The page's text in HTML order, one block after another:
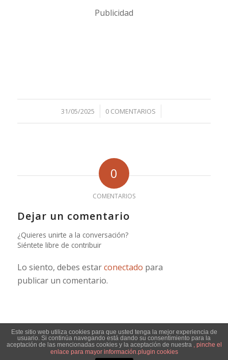
Publicidad
31/05/2025
/ 0 COMENTARIOS
/
0
COMENTARIOS
Dejar un comentario
¿Quieres unirte a la conversación?
Siéntete libre de contribuir
Lo siento, debes estarconectado para
publicar un comentario.
© Copyright - Jose Manuel Durba -Enfold WordPress Theme by Kriesi
Este sitio web utiliza cookies para que usted tenga la mejor experiencia de
usuario. Si continúa navegando está dando su consentimiento para la
aceptación de las mencionadas cookies y la aceptación de nuestra , pinche el
enlace para mayor información.plugin cookies